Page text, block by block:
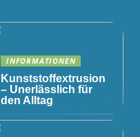
INFORMATIONEN
Kunststoffextrusion
– Unerlässlich für
den Alltag